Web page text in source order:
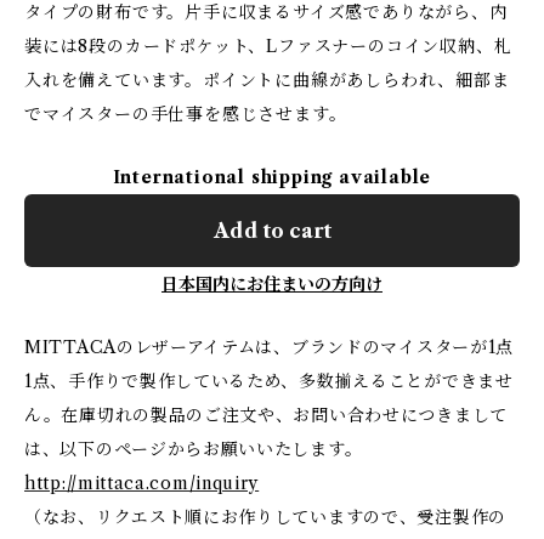
タイプの財布です。片手に収まるサイズ感でありながら、内
装には8段のカードポケット、Lファスナーのコイン収納、札
入れを備えています。ポイントに曲線があしらわれ、細部ま
でマイスターの手仕事を感じさせます。
International shipping available
Add to cart
日本国内にお住まいの方向け
MITTACAのレザーアイテムは、ブランドのマイスターが1点
1点、手作りで製作しているため、多数揃えることができませ
ん。在庫切れの製品のご注文や、お問い合わせにつきまして
は、以下のページからお願いいたします。
http://mittaca.com/inquiry
（なお、リクエスト順にお作りしていますので、受注製作の